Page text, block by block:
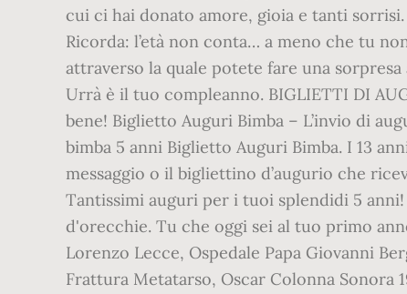
cui ci hai donato amore, gioia e tanti sorrisi.
Ricorda: l’età non conta… a meno che tu
attraverso la quale potete fare una
Urrà è il tuo compleanno. BIGLIETTI DI
bene! Biglietto Auguri Bimba – L’invio di
bimba 5 anni Biglietto Auguri Bimba. I 13
messaggio o il bigliettino d’augurio che
Tantissimi auguri per i tuoi splendidi 5
d'orecchie. Tu che oggi sei al tuo primo
Lorenzo Lecce, Ospedale Papa Giovanni
Frattura Metatarso, Oscar Colonna Sonora